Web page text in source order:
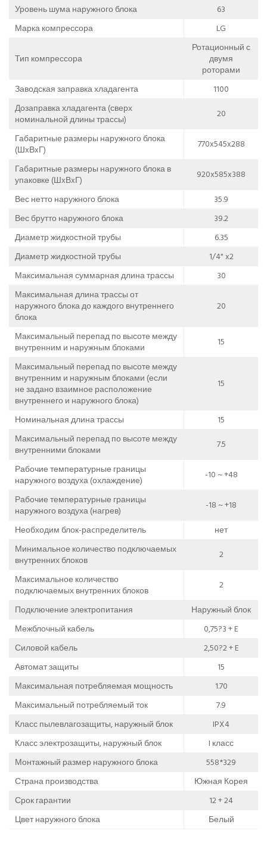
Уровень шума наружного блока
63
Марка компрессора
LG
Тип компрессора
Ротационный с
двумя
роторами
Заводская заправка хладагента
1100
Дозаправка хладагента (сверх
номинальной длины трассы)
20
Габаритные размеры наружного блока
(ШxВxГ)
770x545x288
Габаритные размеры наружного блока в
упаковке (ШxВxГ)
920x585x388
Вес нетто наружного блока
35.9
Вес брутто наружного блока
39.2
Диаметр жидкостной трубы
6.35
Диаметр жидкостной трубы
1/4" x2
Максимальная суммарная длина трассы
30
Максимальная длина трассы от
наружного блока до каждого внутреннего
блока
20
Максимальный перепад по высоте между
внутренним и наружным блоками
15
Максимальный перепад по высоте между
внутренним и наружным блоками (если
не задано взаимное расположение
внутреннего и наружного блока)
15
Номинальная длина трассы
15
Максимальный перепад по высоте между
внутренними блоками
7.5
Рабочие температурные границы
наружного воздуха (охлаждение)
-10 ~ +48
Рабочие температурные границы
наружного воздуха (нагрев)
-18 ~ +18
Необходим блок-раcпределитель
нет
Минимальное количество подключаемых
внутренних блоков
2
Максимальное количество
подключаемых внутренних блоков
2
Подключение электропитания
Наружный блок
Межблочный кабель
0,75?3 + E
Силовой кабель
2,50?2 + E
Автомат защиты
15
Максимальная потребляемая мощность
1.70
Максимальный потребляемый ток
7.9
Класс пылевлагозащиты, наружный блок
IPX4
Класс электрозащиты, наружный блок
I класс
Монтажный размер наружного блока
558*329
Страна производства
Южная Корея
Срок гарантии
12 + 24
Цвет наружного блока
Белый